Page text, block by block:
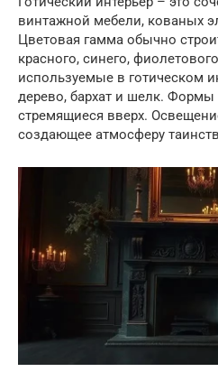
винтажной мебели, кованых
Цветовая гамма обычно
красного, синего,
используемые в готическом
дерево, бархат и шелк. Формы
стремящиеся вверх.
создающее атмосферу